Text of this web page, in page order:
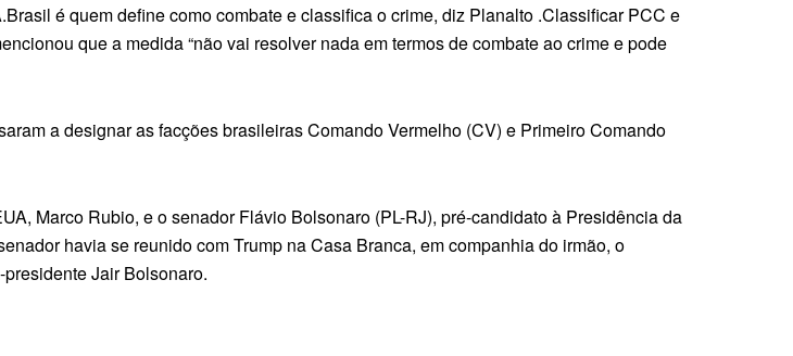
é quem define como combate e classifica o crime, diz Planalto .Classificar PCC e
que a medida “não vai resolver nada em termos de combate ao crime e pode
a designar as facções brasileiras Comando Vermelho (CV) e Primeiro Comando
Marco Rubio, e o senador Flávio Bolsonaro (PL-RJ), pré-candidato à Presidência da
havia se reunido com Trump na Casa Branca, em companhia do irmão, o
Jair Bolsonaro.